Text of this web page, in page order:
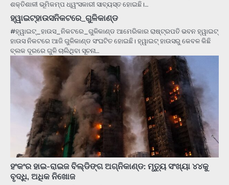
ଶକ୍ତିଶାଳୀ ଭୂମିକମ୍ପ ଧ୍ୱଂସକାରୀ ସାବ୍ୟସ୍ତ ହୋଇଛି।…
ହ୍ୱାଇଟ୍ହାଉସନିକଟରେ_ଗୁଳିକାଣ୍ଡ
#ହ୍ୱାଇଟ୍_ହାଉସ_ନିକଟରେ_ଗୁଳିକାଣ୍ଡ ଆମେରିକାର ରାଷ୍ଟ୍ରପତି ଭବନ ହ୍ୱାଇଟ୍
ହାଉସ ନିକଟରେ ଆଜି ଗୁଳିକାଣ୍ଡ ସଂଘଟିତ ହୋଇଛି। ହ୍ୱାଇଟ୍ ହାଉସରୁ କେବଳ କିଛି
ବ୍ଲକ ଦୂରରେ ଗୁଳି ଚାଲିଥିବା ସୂଚନା…
ହଂକଂର ହାଇ-ରାଇଜ ବିଲ୍ଡିଙ୍ଗ ଅଗ୍ନିକାଣ୍ଡ: ମୃତ୍ୟୁ ସଂଖ୍ୟା ୪୪କୁ
ବୃଦ୍ଧି, ଅଧିକ ନିଖୋଜ